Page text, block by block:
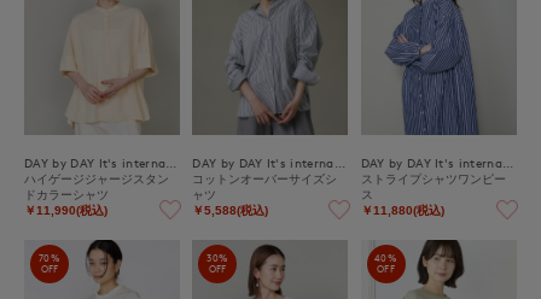
ハイゲージジャージスタン
ドカラーシャツ
￥11,990(税込)
コットンオーバーサイズシ
ャツ
￥5,588(税込)
ストライプシャツワンピー
ス
￥11,880(税込)
70%
OFF
30%
OFF
40%
OFF